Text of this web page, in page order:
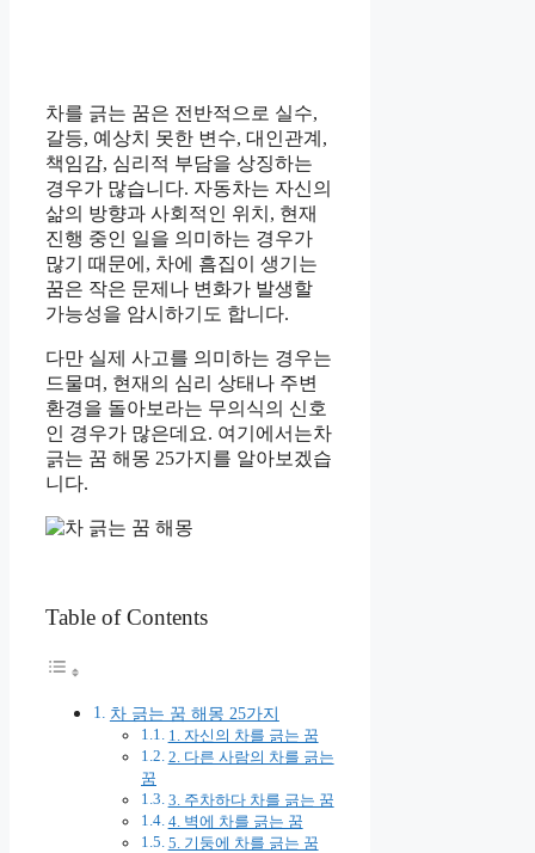
차를 긁는 꿈은 전반적으로 실수,
갈등, 예상치 못한 변수, 대인관계,
책임감, 심리적 부담을 상징하는
경우가 많습니다. 자동차는 자신의
삶의 방향과 사회적인 위치, 현재
진행 중인 일을 의미하는 경우가
많기 때문에, 차에 흠집이 생기는
꿈은 작은 문제나 변화가 발생할
가능성을 암시하기도 합니다.
다만 실제 사고를 의미하는 경우는
드물며, 현재의 심리 상태나 주변
환경을 돌아보라는 무의식의 신호
인 경우가 많은데요. 여기에서는차
긁는 꿈 해몽 25가지를 알아보겠습
니다.
Table of Contents
차 긁는 꿈 해몽 25가지
1. 자신의 차를 긁는 꿈
2. 다른 사람의 차를 긁는
꿈
3. 주차하다 차를 긁는 꿈
4. 벽에 차를 긁는 꿈
5. 기둥에 차를 긁는 꿈